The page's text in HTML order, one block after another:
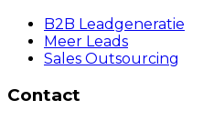
B2B Leadgeneratie
Meer Leads
Sales Outsourcing
Contact